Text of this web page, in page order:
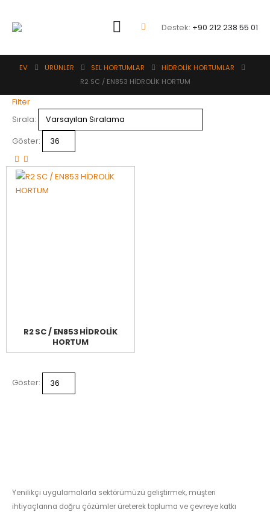
Destek: +90 212 238 55 01
EV ÜRÜNLER SEL HORTUMLAR
HİDROLİK HORTUMLAR
R2 SC / EN853 HİDROLİK HORTUM
Filter
Sırala:
Göster:
R2 SC / EN853 HİDROLİK
HORTUM
Göster:
Yenilikçi uygulamalarla sektörümüzü geliştirmek, müşteri
ihtiyaçlarına doğru çözümler üreterek topluma ve çevreye katkı